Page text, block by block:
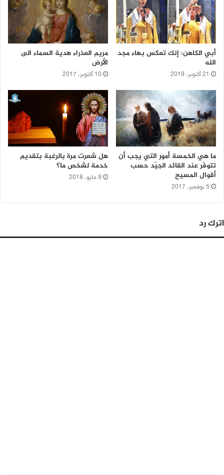
أبي الكاهن: إنك تعكس بهاء مجد
الله
21 أكتوبر، 2019
مريم العذراء هدية السماء الى
الأرض
10 أكتوبر، 2017
ما هي الخمسة أمور التي يجب أن
تتوفّر عند القائد الجيّد حسب
أقوال المسيح
5 نوفمبر، 2017
هل شعرت مرة بالرغبة بتقديم
خدمة لشخص ما؟
9 مايو، 2018
اترك رد